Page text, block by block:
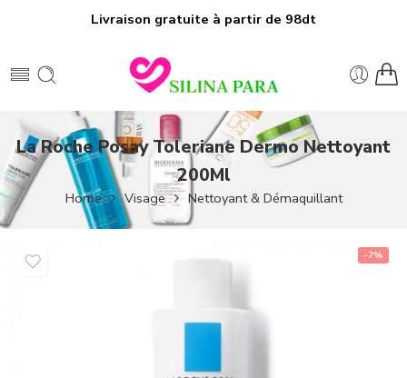
Livraison gratuite à partir de 98dt
La Roche Posay Toleriane Dermo Nettoyant
200Ml
Home Visage Nettoyant & Démaquillant
-7%